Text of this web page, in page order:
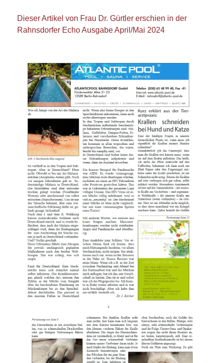
Dieser Artikel von Frau Dr. Gürtler erschien in der
Rahnsdorfer Echo Ausgabe April/Mai 2024